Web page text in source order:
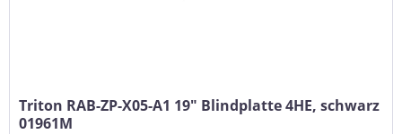
Triton RAB-ZP-X05-A1 19" Blindplatte 4HE, schwarz
01961M